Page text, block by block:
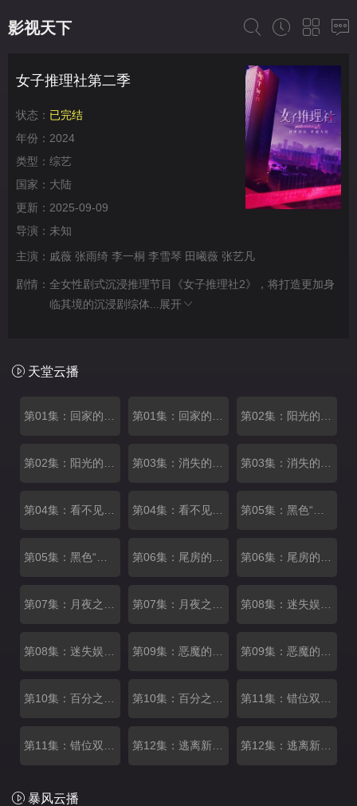
影视天下
女子推理社第二季
状态： 已完结
年份： 2024
类型： 综艺
国家： 大陆
更新： 2025-09-09
导演： 未知
主演： 戚薇 张雨绮 李一桐 李雪琴 田曦薇 张艺凡
剧情： 全女性剧式沉浸推理节目《女子推理社2》，将打造更加身
临其境的沉浸剧综体...
展开
天堂云播
第04集：看不见的网下
第12集：逃离新乐园上 第12集：逃离新乐园下
暴风云播